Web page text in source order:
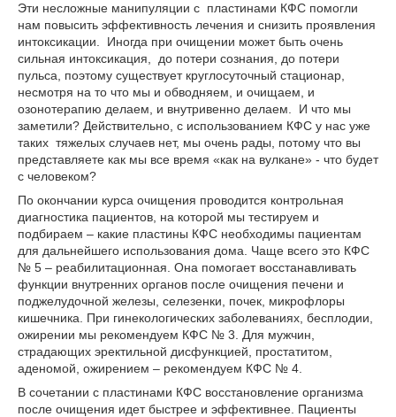
Эти несложные манипуляции с пластинами КФС помогли
нам повысить эффективность лечения и снизить проявления
интоксикации. Иногда при очищении может быть очень
сильная интоксикация, до потери сознания, до потери
пульса, поэтому существует круглосуточный стационар,
несмотря на то что мы и обводняем, и очищаем, и
озонотерапию делаем, и внутривенно делаем. И что мы
заметили? Действительно, с использованием КФС у нас уже
таких тяжелых случаев нет, мы очень рады, потому что вы
представляете как мы все время «как на вулкане» - что будет
с человеком?
По окончании курса очищения проводится контрольная
диагностика пациентов, на которой мы тестируем и
подбираем – какие пластины КФС необходимы пациентам
для дальнейшего использования дома. Чаще всего это КФС
№ 5 – реабилитационная. Она помогает восстанавливать
функции внутренних органов после очищения печени и
поджелудочной железы, селезенки, почек, микрофлоры
кишечника. При гинекологических заболеваниях, бесплодии,
ожирении мы рекомендуем КФС № 3. Для мужчин,
страдающих эректильной дисфункцией, простатитом,
аденомой, ожирением – рекомендуем КФС № 4.
В сочетании с пластинами КФС восстановление организма
после очищения идет быстрее и эффективнее. Пациенты